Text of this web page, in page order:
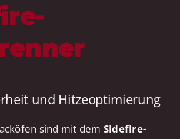
und Hitzeoptimierung
sind mit dem Sidefire-